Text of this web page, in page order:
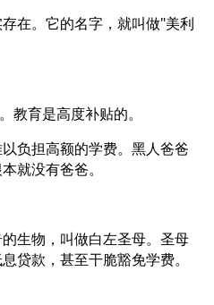
在。它的名字，就叫做"美利
教育是高度补贴的。
负担高额的学费。黑人爸爸
就没有爸爸。
生物，叫做白左圣母。圣母
贷款，甚至干脆豁免学费。